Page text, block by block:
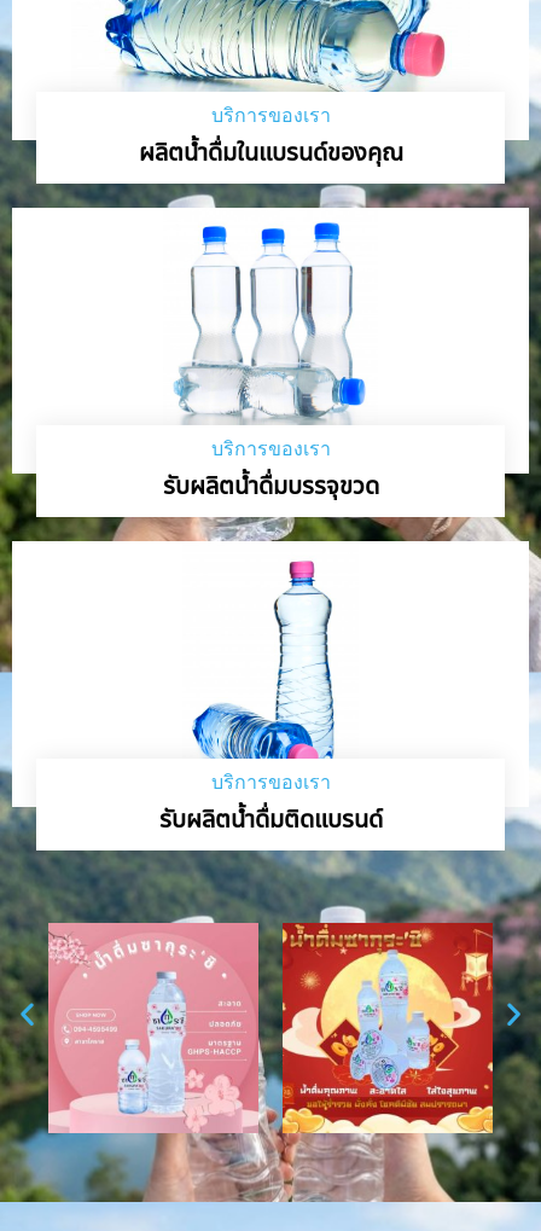
บริการของเรา
ผลิตน้ำดื่มในแบรนด์ของคุณ
บริการของเรา
รับผลิตน้ำดื่มบรรจุขวด
บริการของเรา
รับผลิตน้ำดื่มติดแบรนด์